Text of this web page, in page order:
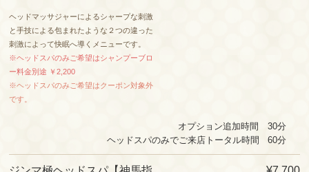
ヘッドマッサジャーによるシャープな刺激
と手技による包まれたような２つの違った
刺激によって快眠へ導くメニューです。
※ヘッドスパのみご希望はシャンプーブロ
ー料金別途 ￥2,200
※ヘッドスパのみご希望はクーポン対象外
です。
オプション追加時間 30分
ヘッドスパのみでご来店トータル時間 60分